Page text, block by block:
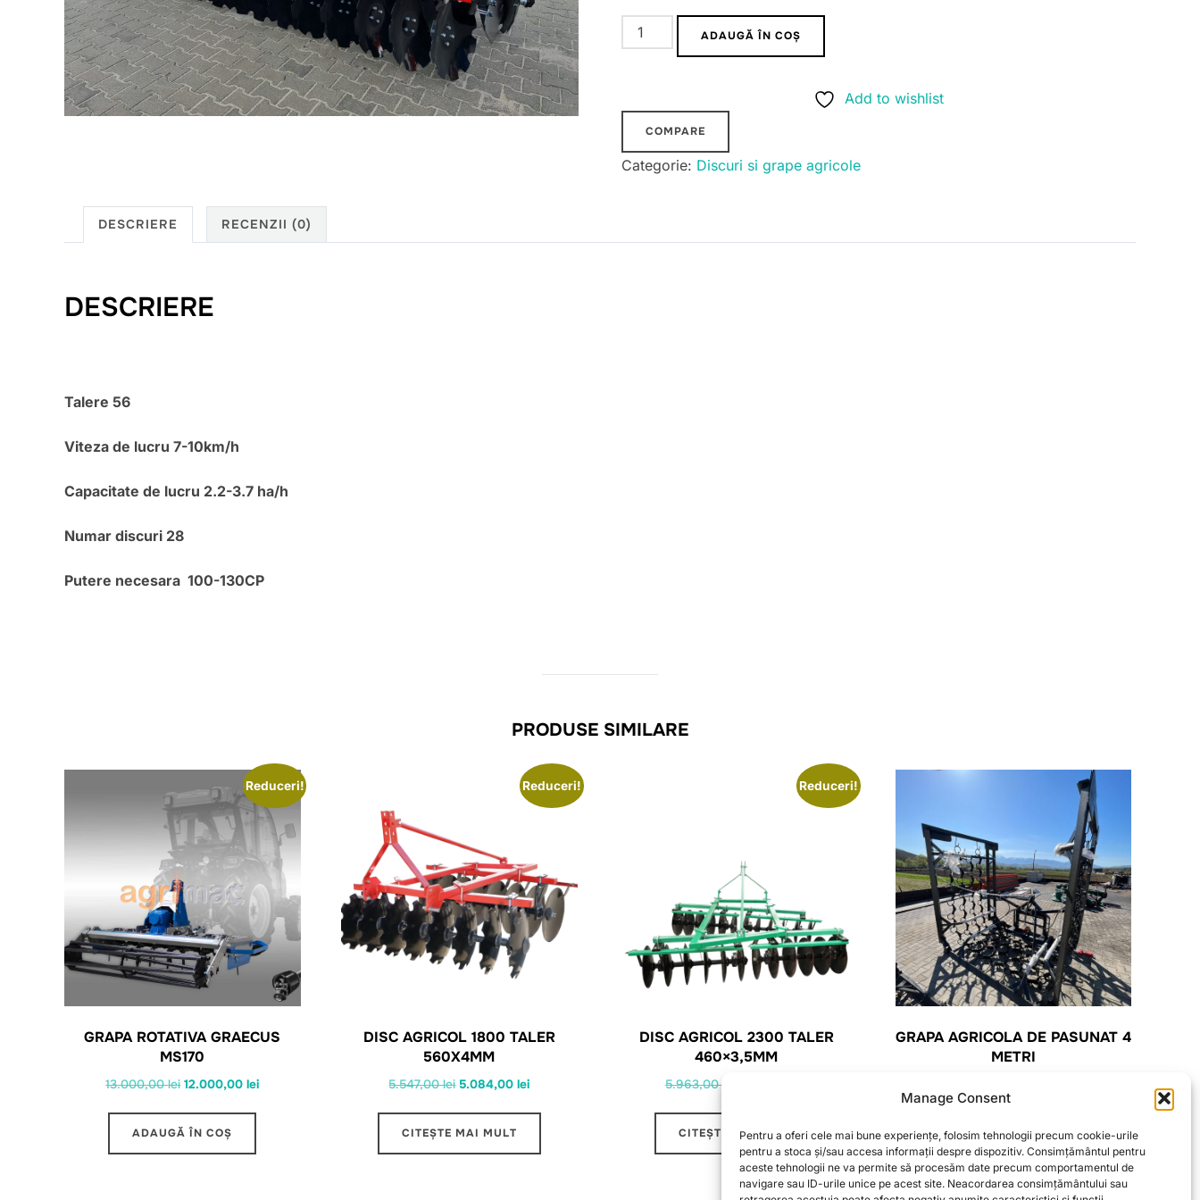
Manage Consent
Pentru a oferi cele mai bune experiențe, folosim tehnologii precum cookie-urile
pentru a stoca și/sau accesa informații despre dispozitiv. Consimțământul pentru
aceste tehnologii ne va permite să procesăm date precum comportamentul de
navigare sau ID-urile unice pe acest site. Neacordarea consimțământului sau
Cantitate
Disc
tavalug
in
vinclu
ADAUGĂ ÎN COȘ
Add to wishlist
COMPARE
Categorie: Discuri si grape agricole
DESCRIERE RECENZII (0)
DESCRIERE
Talere 56
Viteza de lucru 7-10km/h
Capacitate de lucru 2.2-3.7 ha/h
Numar discuri 28
Putere necesara 100-130CP
PRODUSE SIMILARE
Reduceri!
GRAPA ROTATIVA GRAECUS
MS170
13.000,00lei Prețul
a
12.000,00leiPrețul
ADAUGĂ ÎN COȘ
Reduceri!
DISC AGRICOL 1800 TALER
560X4MM
5.547,00lei Prețul
a
5.084,00leiPrețul
CITEȘTE MAI MULT
Reduceri!
DISC AGRICOL 2300 TALER
460×3,5MM
5.963,00
fost:
5.963,00 lei.
5.583,00 lei.
CITEȘTE MAI MULT
GRAPA AGRICOLA DE PASUNAT 4
METRI
ADAUGĂ ÎN COȘ